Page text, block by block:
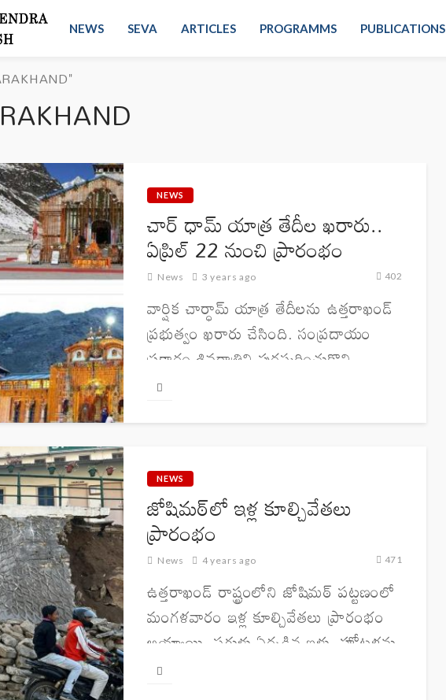
NEWS SEVA ARTICLES PROGRAMMS PUBLICATIONS
NEWS
చార్ ధామ్ యాత్ర తేదీల ఖరారు..
ఏప్రిల్ 22 నుంచి ప్రారంభం
News 3 years ago 402
వార్షిక చార్ధామ్ యాత్ర తేదీలను ఉత్తరాఖండ్
ప్రభుత్వం ఖరారు చేసింది. సంప్రదాయం
ప్రకారం శివరాత్రిని పురస్కరించుకొని
ఉభీమర్లోని ఓంకారేశ్వర ఆలయంలో
కేదార్నాథ్, బద్రీనాథ్, గంగోత్రి, యమునోత్రి
ఆరు నెలల శీతాకాల విరామం...
NEWS
జోషిమఠ్‌లో ఇళ్ల కూల్చివేతలు
ప్రారంభం
News 4 years ago 471
ఉత్తరాఖండ్ రాష్ట్రంలోని జోషిమఠ్‌ పట్టణంలో
మంగళవారం ఇళ్ల కూల్చివేతలు ప్రారంభం
అయ్యాయి. పగుళ్లు ఏర్పడిన ఇళ్లు, హోటళ్లను
అధికారులు కూల్చివేశారు. శాస్త్రవేత్తల